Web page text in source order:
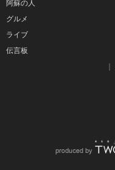
阿蘇の人
グルメ
ライブ
伝言板